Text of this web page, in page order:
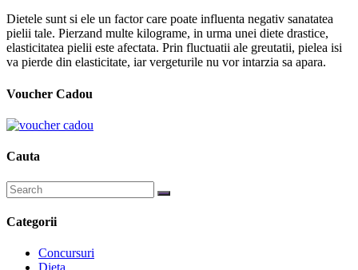
Dietele sunt si ele un factor care poate influenta negativ sanatatea
pielii tale. Pierzand multe kilograme, in urma unei diete drastice,
elasticitatea pielii este afectata. Prin fluctuatii ale greutatii, pielea isi
va pierde din elasticitate, iar vergeturile nu vor intarzia sa apara.
Voucher Cadou
Cauta
Categorii
Concursuri
Dieta